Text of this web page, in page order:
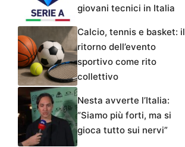
giovani tecnici in Italia
Calcio, tennis e basket: il
ritorno dell’evento
sportivo come rito
collettivo
Nesta avverte l’Italia:
“Siamo più forti, ma si
gioca tutto sui nervi”